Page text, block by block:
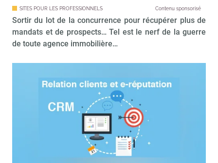
SITES POUR LES PROFESSIONNELS Contenu sponsorisé
Sortir du lot de la concurrence pour récupérer plus de
mandats et de prospects… Tel est le nerf de la guerre
de toute agence immobilière…
Valider
!
tard